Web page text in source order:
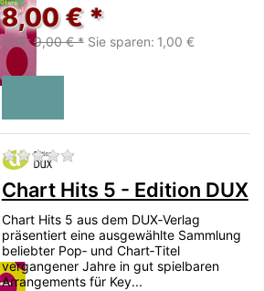
8,00 € *
UVP:9,00 € * Sie sparen: 1,00 €
Zu diesem Produkt liegen
Chart Hits 5 - Edition DUX
Chart Hits 5 aus dem DUX‑Verlag
präsentiert eine ausgewählte Sammlung
beliebter Pop‑ und Chart‑Titel
vergangener Jahre in gut spielbaren
Arrangements für Key...